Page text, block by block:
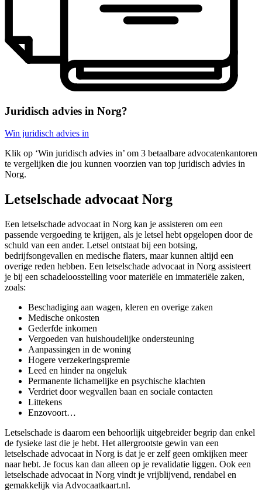
Juridisch advies in Norg?
Win juridisch advies in
Klik op ‘Win juridisch advies in’ om 3 betaalbare advocatenkantoren
te vergelijken die jou kunnen voorzien van top juridisch advies in
Norg.
Letselschade advocaat Norg
Een letselschade advocaat in Norg kan je assisteren om een
passende vergoeding te krijgen, als je letsel hebt opgelopen door de
schuld van een ander. Letsel ontstaat bij een botsing,
bedrijfsongevallen en medische flaters, maar kunnen altijd een
overige reden hebben. Een letselschade advocaat in Norg assisteert
je bij een schadeloosstelling voor materiële en immateriële zaken,
zoals:
Beschadiging aan wagen, kleren en overige zaken
Medische onkosten
Gederfde inkomen
Vergoeden van huishoudelijke ondersteuning
Aanpassingen in de woning
Hogere verzekeringspremie
Leed en hinder na ongeluk
Permanente lichamelijke en psychische klachten
Verdriet door wegvallen baan en sociale contacten
Littekens
Enzovoort…
Letselschade is daarom een behoorlijk uitgebreider begrip dan enkel
de fysieke last die je hebt. Het allergrootste gewin van een
letselschade advocaat in Norg is dat je er zelf geen omkijken meer
naar hebt. Je focus kan dan alleen op je revalidatie liggen. Ook een
letselschade advocaat in Norg vindt je vrijblijvend, rendabel en
gemakkelijk via Advocaatkaart.nl.